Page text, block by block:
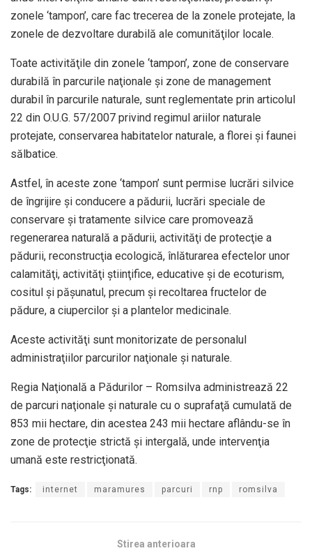
zonele ‘tampon’, care fac trecerea de la zonele protejate, la
zonele de dezvoltare durabilă ale comunităţilor locale.
Toate activităţile din zonele ‘tampon’, zone de conservare
durabilă în parcurile naţionale şi zone de management
durabil în parcurile naturale, sunt reglementate prin articolul
22 din O.U.G. 57/2007 privind regimul ariilor naturale
protejate, conservarea habitatelor naturale, a florei şi faunei
sălbatice.
Astfel, în aceste zone ‘tampon’ sunt permise lucrări silvice
de îngrijire şi conducere a pădurii, lucrări speciale de
conservare şi tratamente silvice care promovează
regenerarea naturală a pădurii, activităţi de protecţie a
pădurii, reconstrucţia ecologică, înlăturarea efectelor unor
calamităţi, activităţi ştiinţifice, educative şi de ecoturism,
cositul şi păşunatul, precum şi recoltarea fructelor de
pădure, a ciupercilor şi a plantelor medicinale.
Aceste activităţi sunt monitorizate de personalul
administraţiilor parcurilor naţionale şi naturale.
Regia Naţională a Pădurilor – Romsilva administrează 22
de parcuri naţionale şi naturale cu o suprafaţă cumulată de
853 mii hectare, din acestea 243 mii hectare aflându-se în
zone de protecţie strictă şi intergală, unde intervenţia
umană este restricţionată.
Tags: internet maramures parcuri rnp romsilva
Stirea anterioara